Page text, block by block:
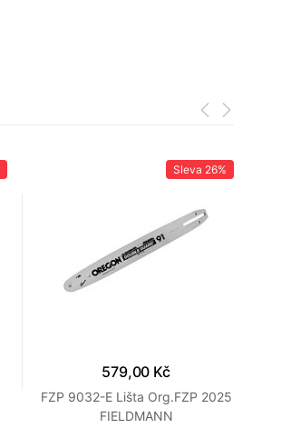
Sleva 26%
579,00 Kč
FZP 9032-E Lišta Org.FZP 2025
FIELDMANN